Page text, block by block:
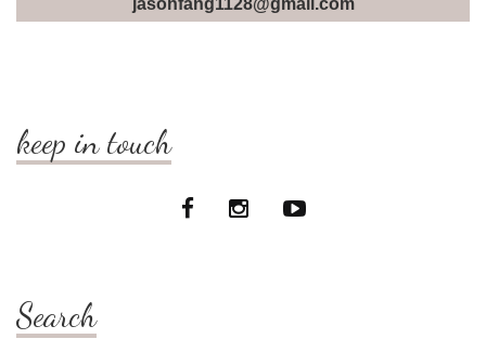
jasonfang1128@gmail.com
keep in touch
Search